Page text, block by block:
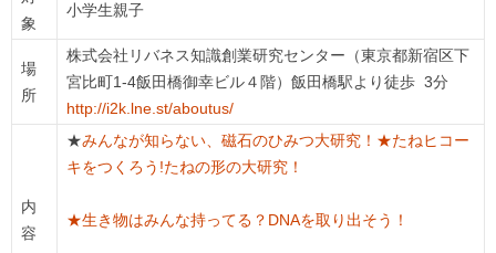
象
小学生親子
場
所
株式会社リバネス知識創業研究センター（東京都新宿区下
宮比町1-4飯田橋御幸ビル４階）飯田橋駅より徒歩 3分
http://i2k.lne.st/aboutus/
内
容
★みんなが知らない、磁石のひみつ大研究！ ★たねヒコー
キをつくろう!たねの形の大研究！
★生き物はみんな持ってる？DNAを取り出そう！